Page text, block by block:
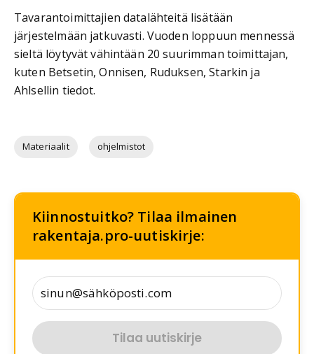
Tavarantoimittajien datalähteitä lisätään
järjestelmään jatkuvasti. Vuoden loppuun mennessä
sieltä löytyvät vähintään 20 suurimman toimittajan,
kuten Betsetin, Onnisen, Ruduksen, Starkin ja
Ahlsellin tiedot.
Materiaalit ohjelmistot
Kiinnostuitko? Tilaa ilmainen
rakentaja.pro-uutiskirje:
Tilaa uutiskirje